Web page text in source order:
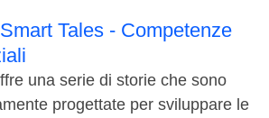
Tales - Competenze
una serie di storie che sono
progettate per sviluppare le